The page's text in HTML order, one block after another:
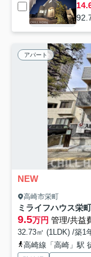
アパート
NEW
高崎市栄町
ミライフハウス栄町
9.5万円 管理/共益
32.73㎡ (1LDK) /築1
高崎線「高崎」駅